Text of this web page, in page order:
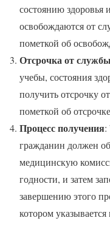
состоянию
освобождаются от
пометкой об
Отсрочка от службы
учебы, состояния
получить отсрочку
пометкой об
Процесс получения:
гражданин должен
медицинскую
годности, и затем
завершению этого
котором указывается